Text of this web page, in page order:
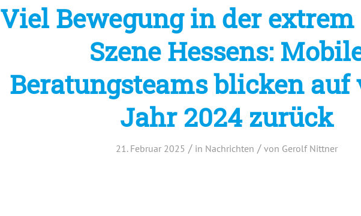
Viel Bewegung in der
Szene Hessens:
Beratungsteams blicken auf
Jahr 2024 zurück
21. Februar 2025 / in Nachrichten / von Gerolf Nittner